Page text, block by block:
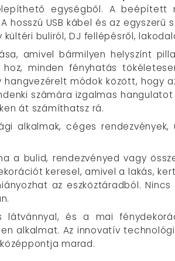
egységből. A beépített
USB kábel és az egyszerű
buliról, DJ fellépésről,
amivel bármilyen helyszínt
minden fényhatás
módok között, hogy
számára izgalmas
át számíthatsz rá.
céges rendezvények,
a bulid, rendezvényed vagy
keresel, amivel a lakás,
az eszköztáradból. Nincs
és a mai
alkalmat. Az innovatív
marad.